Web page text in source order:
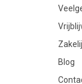
Blog